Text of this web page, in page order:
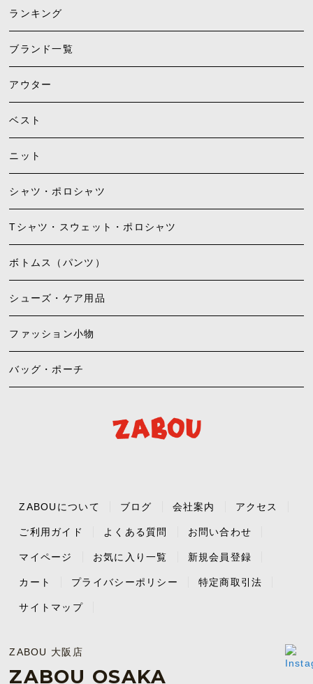
ランキング
ブランド一覧
アウター
ベスト
ニット
シャツ・ポロシャツ
Tシャツ・スウェット・ポロシャツ
ボトムス（パンツ）
シューズ・ケア用品
ファッション小物
バッグ・ポーチ
ZABOUについて ブログ 会社案内 アクセス
ご利用ガイド よくある質問 お問い合わせ
マイページ お気に入り一覧 新規会員登録
カート プライバシーポリシー 特定商取引法
サイトマップ
ZABOU 大阪店
ZABOU OSAKA